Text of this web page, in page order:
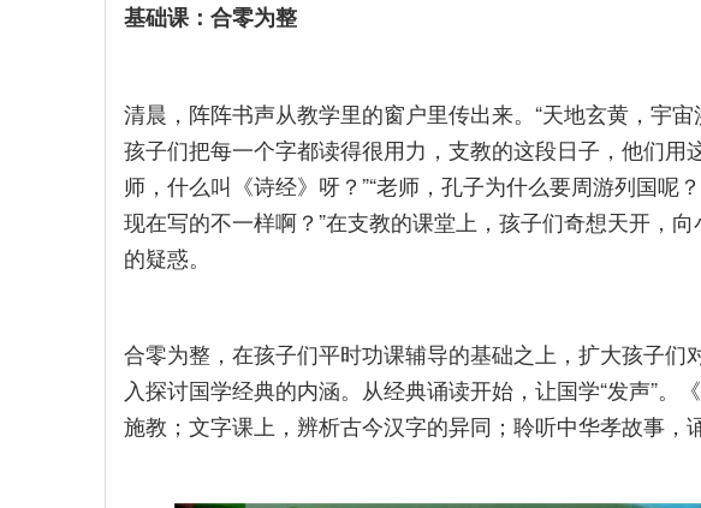
基础课：合零为整
清晨，阵阵书声从教学里的窗户里传出来。“天地玄黄，宇
孩子们把每一个字都读得很用力，支教的这段日子，他们用
师，什么叫《诗经》呀？”“老师，孔子为什么要周游列国呢
现在写的不一样啊？”在支教的课堂上，孩子们奇想天开，
的疑惑。
合零为整，在孩子们平时功课辅导的基础之上，扩大孩子们
入探讨国学经典的内涵。从经典诵读开始，让国学“发声”。
施教；文字课上，辨析古今汉字的异同；聆听中华孝故事，